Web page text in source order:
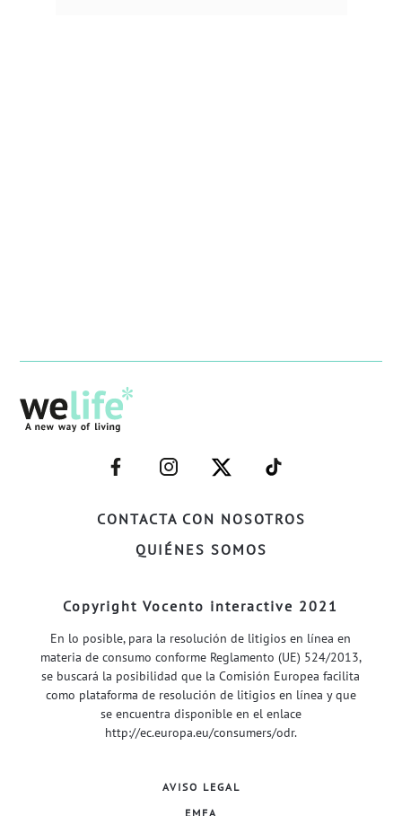
CONTACTA CON NOSOTROS
QUIÉNES SOMOS
–
FACEBOOK–
–
INSTAGRAM–
–
TWITTER–
–
WELIFE–
Copyright Vocento interactive 2021
En lo posible, para la resolución de litigios en línea en
materia de consumo conforme Reglamento (UE) 524/2013,
se buscará la posibilidad que la Comisión Europea facilita
como plataforma de resolución de litigios en línea y que
se encuentra disponible en el enlace
http://ec.europa.eu/consumers/odr.
AVISO LEGAL
EMFA